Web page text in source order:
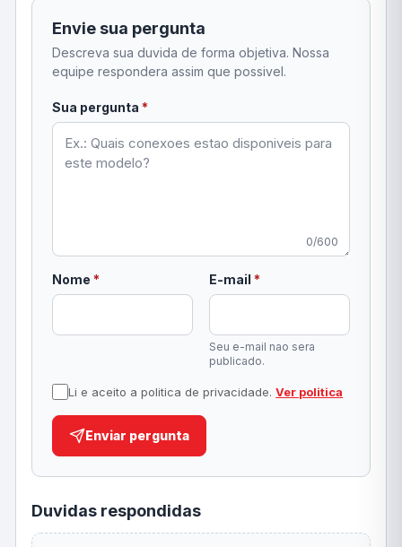
Envie sua pergunta
Descreva sua duvida de forma objetiva. Nossa
equipe respondera assim que possivel.
Sua pergunta*
0/600
Nome* E-mail *obrigatorio
Seu e-mail nao sera
publicado.
Li e aceito a politica de privacidade.Ver politica
Enviar pergunta
Duvidas respondidas